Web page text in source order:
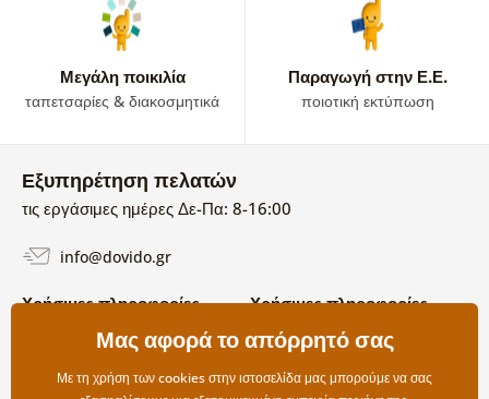
Μεγάλη ποικιλία
ταπετσαρίες & διακοσμητικά
Παραγωγή στην Ε.Ε.
ποιοτική εκτύπωση
Εξυπηρέτηση πελατών
τις εργάσιμες ημέρες Δε-Πα: 8-16:00
info@dovido.gr
Χρήσιμες πληροφορίες
Όροι χρήσης και επιστροφών
Επιλογές αποστολής και
Χρήσιμες πληροφορίες
Σχετικά με εμάς
Συχνές Ερωτήσεις
Επικοινωνία
Μας αφορά το απόρρητό σας
Με τη χρήση των cookies στην ιστοσελίδα μας μπορούμε να σας